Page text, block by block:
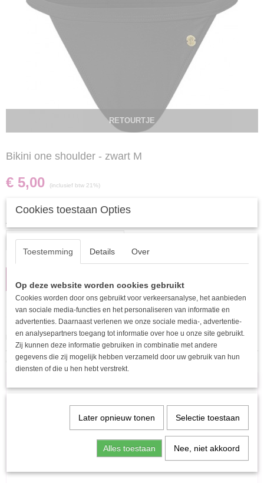
RETOURTJE
Bikini one shoulder - zwart M
€ 5,00 (inclusief btw 21%)
Op voorraad - Levertijd 2 - 4 werkdagen
Aantal
Omschrijving
LET OP ! DIT IS EEN RETOUR PRODUCT.
Ook interessant
Cookies toestaan Opties
Toestemming Details Over
Op deze website worden cookies gebruikt
Cookies worden door ons gebruikt voor verkeersanalyse, het aanbieden
van sociale media-functies en het personaliseren van informatie en
advertenties. Daarnaast verlenen we onze sociale media-, advertentie-
en analysepartners toegang tot informatie over hoe u onze site gebruikt.
Zij kunnen deze informatie gebruiken in combinatie met andere
gegevens die zij mogelijk hebben verzameld door uw gebruik van hun
diensten of die u hen hebt verstrekt.
Later opnieuw tonen Selectie toestaan
Alles toestaan Nee, niet akkoord